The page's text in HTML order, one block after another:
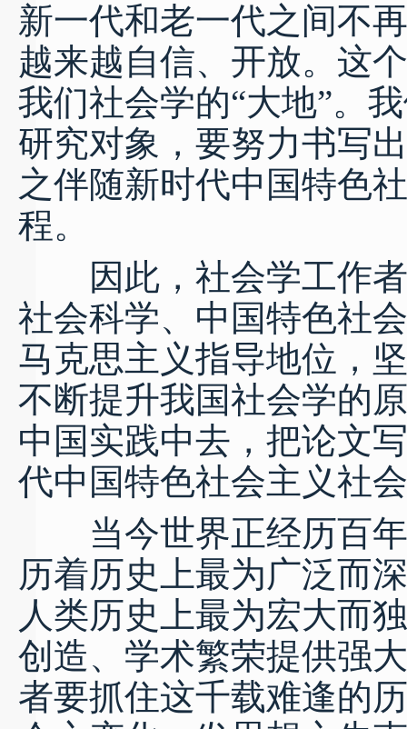
新一代和老一代之间不
越来越自信、开放。这
我们社会学的“大地”。
研究对象，要努力书写
之伴随新时代中国特色
程。
因此，社会学工作者
社会科学、中国特色社
马克思主义指导地位，
不断提升我国社会学的
中国实践中去，把论文
代中国特色社会主义社
当今世界正经历百年
历着历史上最为广泛而
人类历史上最为宏大而
创造、学术繁荣提供强
者要抓住这千载难逢的